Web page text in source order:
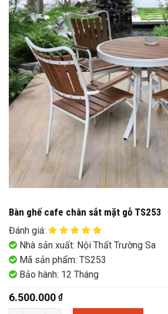
Bàn ghế cafe chân sắt mặt gỗ TS253
Đánh giá:
Nhà sản xuất: Nội Thất Trường Sa
Mã sản phẩm: TS253
Bảo hành: 12 Tháng
6.500.000 ₫